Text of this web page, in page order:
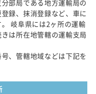
部局である地方運輸局の
録、抹消登録など、車に
岐阜県には2ヶ所の運輸
は所在地管轄の運輸支局
、管轄地域などは下記を